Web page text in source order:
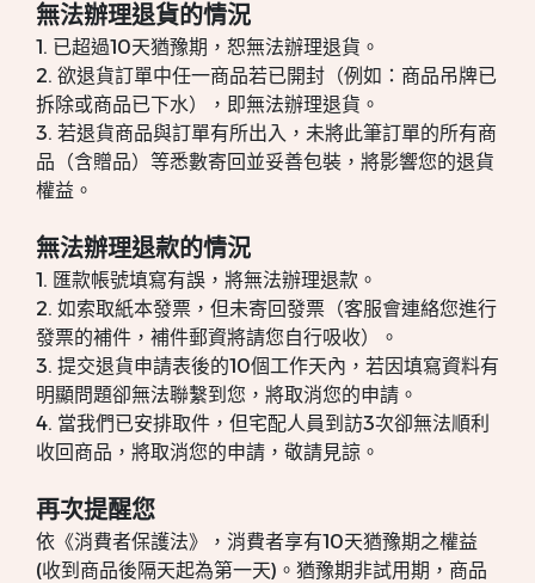
無法辦理退貨的情況
1. 已超過10天猶豫期，恕無法辦理退貨。
2. 欲退貨訂單中任一商品若已開封（例如：商品吊牌已
拆除或商品已下水），即無法辦理退貨。
3. 若退貨商品與訂單有所出入，未將此筆訂單的所有商
品（含贈品）等悉數寄回並妥善包裝，將影響您的退貨
權益。
無法辦理退款的情況
1. 匯款帳號填寫有誤，將無法辦理退款。
2. 如索取紙本發票，但未寄回發票（客服會連絡您進行
發票的補件，補件郵資將請您自行吸收）。
3. 提交退貨申請表後的10個工作天內，若因填寫資料有
明顯問題卻無法聯繫到您，將取消您的申請。
4. 當我們已安排取件，但宅配人員到訪3次卻無法順利
收回商品，將取消您的申請，敬請見諒。
再次提醒您
依《消費者保護法》，消費者享有10天猶豫期之權益
(收到商品後隔天起為第一天)。猶豫期非試用期，商品